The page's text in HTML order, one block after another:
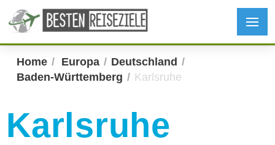
Home Europa
Deutschland
Baden-Württemberg
Karlsruhe
Karlsruhe